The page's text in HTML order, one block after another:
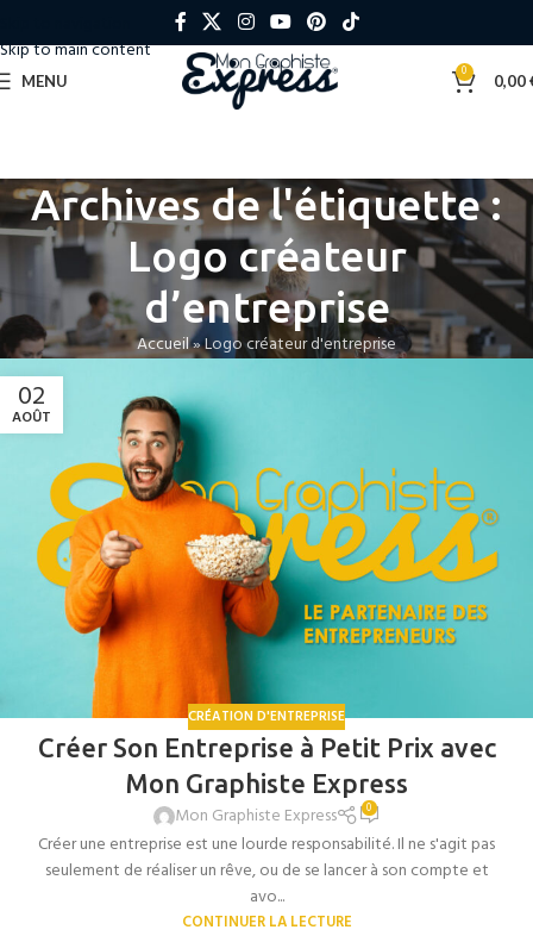
Skip to main content
MENU 0 0,00
Archives de l'étiquette :
Logo créateur
d’entreprise
Accueil»Logo créateur d'entreprise
02
AOÛT
CRÉATION D'ENTREPRISE
Créer Son Entreprise à Petit Prix avec
Mon Graphiste Express
Mon Graphiste Express 0
Créer une entreprise est une lourde responsabilité. Il ne s'agit pas
seulement de réaliser un rêve, ou de se lancer à son compte et
avo...
CONTINUER LA LECTURE